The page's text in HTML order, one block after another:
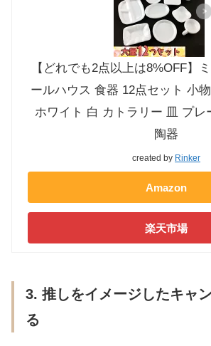
【どれでも2点以上は8%OFF】
ールハウス 食器 12点セット 小
ホワイト 白 カトラリー 皿 プレ
陶器
created by Rinker
Amazon
楽天市場
3. 推しをイメージしたキャ
る